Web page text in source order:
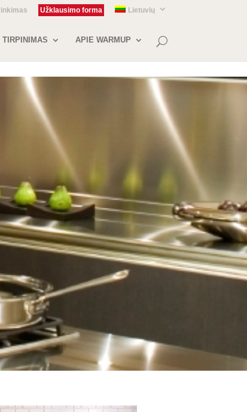
Užklausimo forma Lietuvių
TIRPINIMAS APIE WARMUP